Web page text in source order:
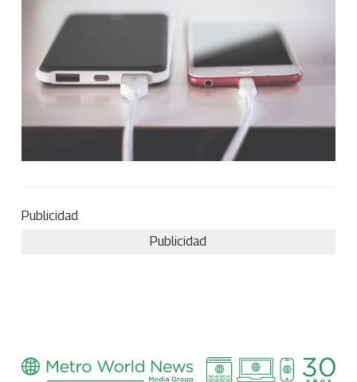
Publicidad
Publicidad